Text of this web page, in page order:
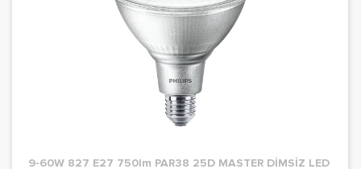
9-60W 827 E27 750lm PAR38 25D MASTER DİMSİZ LED